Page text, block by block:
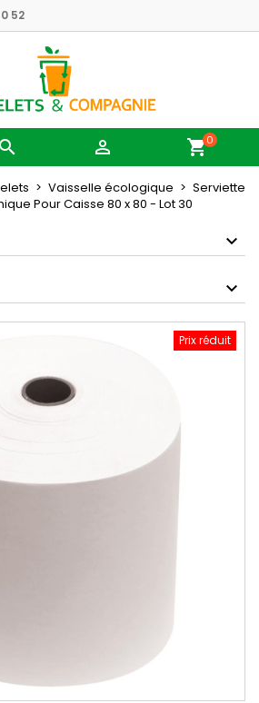
52
  shopping_cart0
Vaisselle écologique
Serviette
Pour Caisse 80 x 80 - Lot 30
Prix réduit